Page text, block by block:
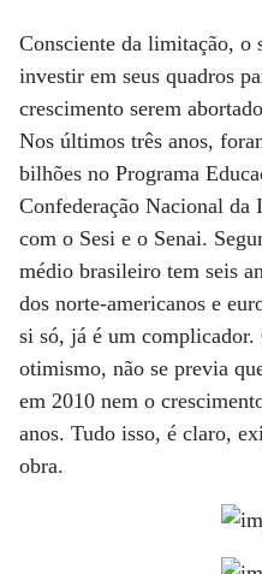
Consciente da limitação, o
investir em seus quadros
crescimento serem
Nos últimos três anos,
bilhões no Programa
Confederação Nacional
com o Sesi e o Senai.
médio brasileiro tem seis
dos norte-americanos e
si só, já é um complicador.
otimismo, não se previa
em 2010 nem o
anos. Tudo isso, é claro,
obra.